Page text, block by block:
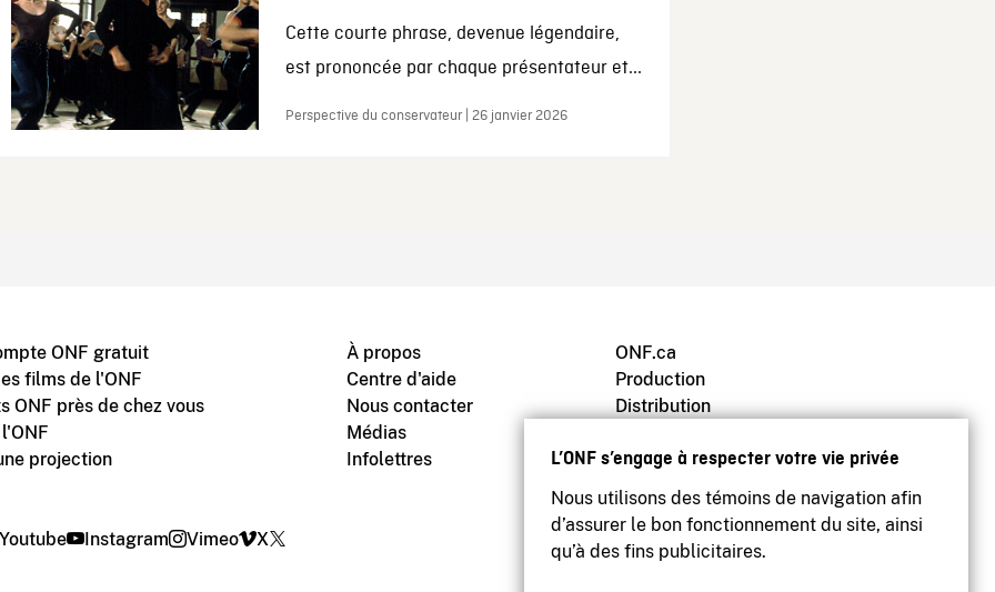
L’ONF s’engage à respecter votre vie privée
Nous utilisons des témoins de navigation afin
d’assurer le bon fonctionnement du site, ainsi
qu’à des fins publicitaires.
Cette courte phrase, devenue légendaire,
est prononcée par chaque présentateur et...
Perspective du conservateur | 26 janvier 2026
ONF gratuit
films de l'ONF
ONF près de chez vous
projection
À propos
Centre d'aide
Nous contacter
Médias
Infolettres
ONF.ca
Production
Distribution
Archives
Youtube Instagram Vimeo X